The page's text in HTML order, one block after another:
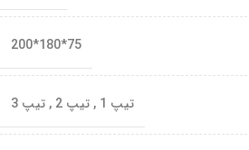
75*180*200
تیپ 1 ,تیپ 2 ,تیپ 3